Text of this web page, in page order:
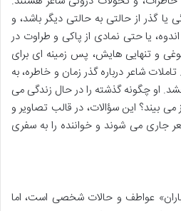
یا گذر از حالتی به حالتی دیگر باشد، و
یا حتی نمادی از پاکی و طراوت در
و تنهایی هایش، پس زمینه ای برای
شاعر درباره گذر زمان و خاطره، به
او چگونه گذشته را در حال زندگی می
می بیند؟ این سؤالات، در قالب تصاویر و
جاری می شوند و خواننده را به سفری
عواطف و حالات شخصی است، اما